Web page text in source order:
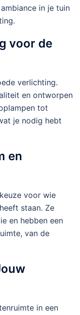
in je tuin
voor de
verlichting.
en ontworpen
tot
je nodig hebt
en
voor wie
staan. Ze
en hebben een
van de
in een